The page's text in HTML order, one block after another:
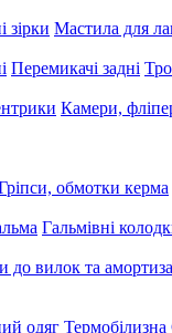
зірки Мастила для
Перемикачі задні
Камери,
обмотки керма
Гальмівні
до вилок та
одяг Термобілизна